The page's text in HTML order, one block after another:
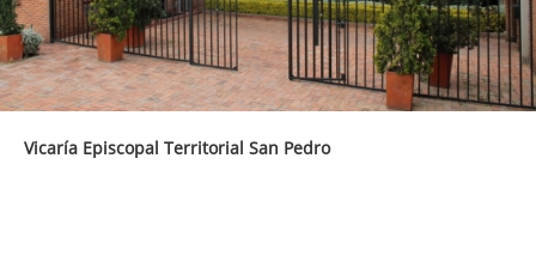
Vicaría Episcopal Territorial San Pedro